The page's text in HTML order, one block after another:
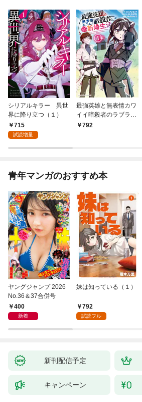
シリアルキラー 異世
界に降り立つ（１）
715
試読増量
最強英雄と無表情カワ
イイ暗殺者のラブラブ
新婚生活 １巻
792
青年マンガのおすすめ本
ヤングジャンプ 2026
No.36＆37合併号
400
新着
妹は知っている（１）
792
試読フル
新刊配信予定
キャンペーン